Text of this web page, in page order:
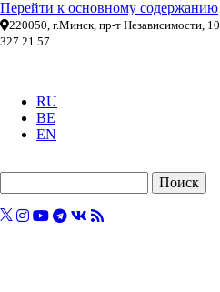
Перейти к основному содержанию
220050, г.Минск, пр-т Независимости, 10
327 21 57
RU
BE
EN